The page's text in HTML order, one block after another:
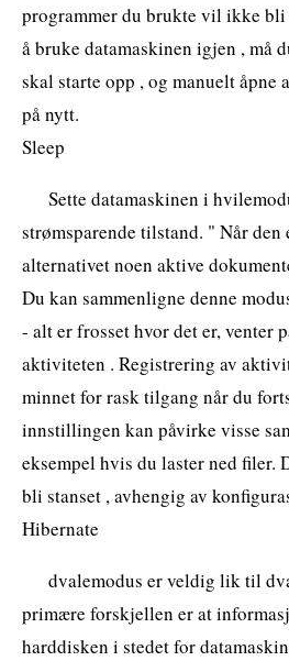
programmer du brukte vil ikke
å bruke datamaskinen igjen , må
skal starte opp , og manuelt åpne
på nytt.
Sleep
Sette datamaskinen i
strømsparende tilstand. " Når den
alternativet noen aktive
Du kan sammenligne denne
- alt er frosset hvor det er, venter
aktiviteten . Registrering av
minnet for rask tilgang når du
innstillingen kan påvirke visse
eksempel hvis du laster ned filer.
bli stanset , avhengig av
Hibernate
dvalemodus er veldig lik til
primære forskjellen er at
harddisken i stedet for